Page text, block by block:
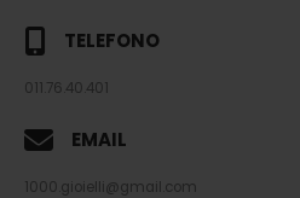
TELEFONO
011.76.40.401
EMAIL
1000.gioielli@gmail.com